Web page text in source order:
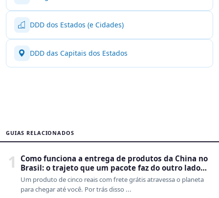
DDD dos Estados (e Cidades)
DDD das Capitais dos Estados
GUIAS RELACIONADOS
1
Como funciona a entrega de produtos da China no
Brasil: o trajeto que um pacote faz do outro lado
do mundo até a sua casa
Um produto de cinco reais com frete grátis atravessa o planeta
para chegar até você. Por trás disso ...